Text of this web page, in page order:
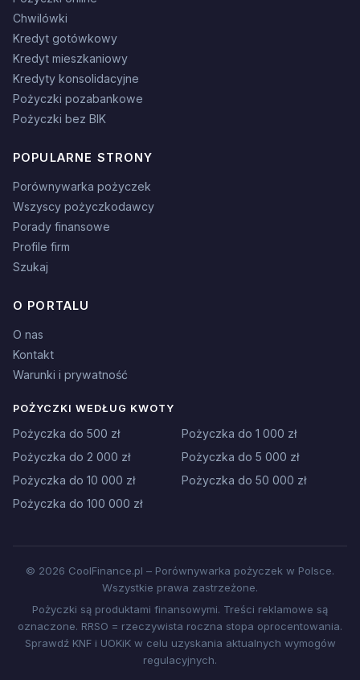
Chwilówki
Kredyt gotówkowy
Kredyt mieszkaniowy
Kredyty konsolidacyjne
Pożyczki pozabankowe
Pożyczki bez BIK
POPULARNE STRONY
Porównywarka pożyczek
Wszyscy pożyczkodawcy
Porady finansowe
Profile firm
Szukaj
O PORTALU
O nas
Kontakt
Warunki i prywatność
POŻYCZKI WEDŁUG KWOTY
Pożyczka do 500 zł
Pożyczka do 1 000 zł
Pożyczka do 2 000 zł
Pożyczka do 5 000 zł
Pożyczka do 10 000 zł
Pożyczka do 50 000 zł
Pożyczka do 100 000 zł
© 2026 CoolFinance.pl – Porównywarka pożyczek w Polsce.
Wszystkie prawa zastrzeżone.
Pożyczki są produktami finansowymi. Treści reklamowe są
oznaczone. RRSO = rzeczywista roczna stopa oprocentowania.
Sprawdź KNF i UOKiK w celu uzyskania aktualnych wymogów
regulacyjnych.